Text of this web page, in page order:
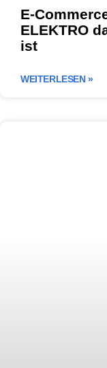
E-
ELEKTRO
ist
WEITERLESEN »